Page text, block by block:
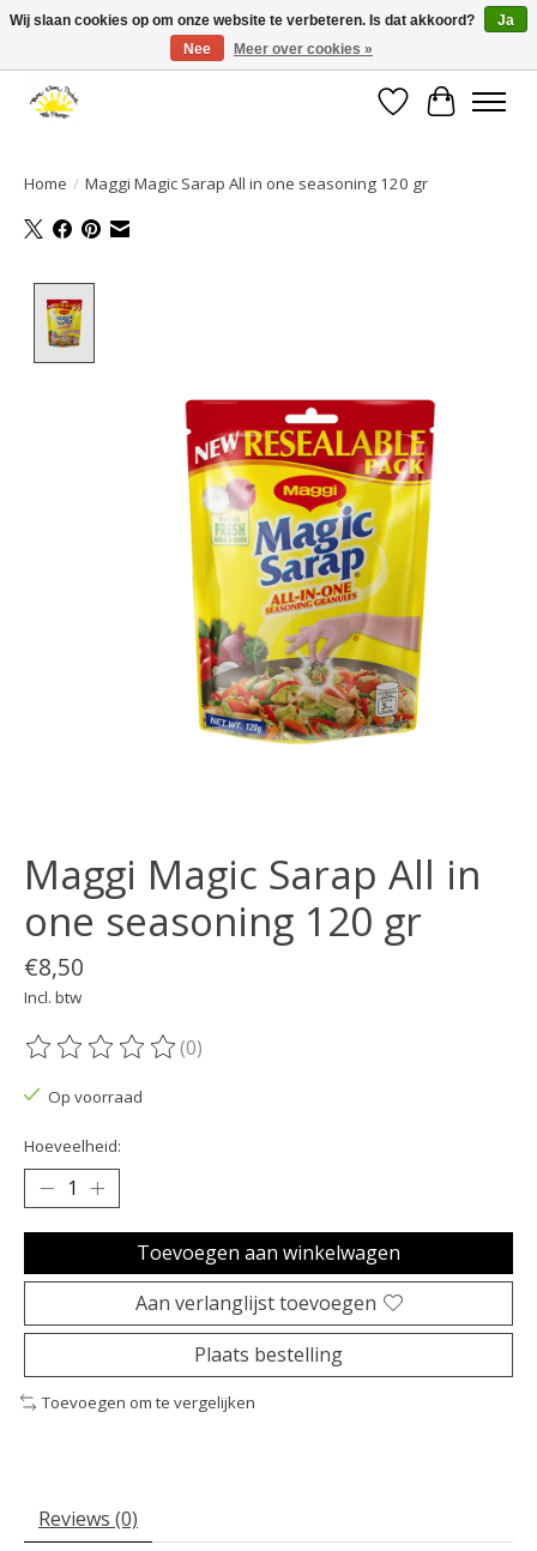
Large selection of products and fast shipping!
Verlanglijst
Home / Maggi Magic Sarap All in one seasoning 120 gr
Maggi Magic Sarap All in
one seasoning 120 gr
€8,50
Incl. btw
De beoordeling van dit product is
(0)
Op voorraad
Hoeveelheid:
Toevoegen aan winkelwagen
Aan verlanglijst toevoegen
Plaats bestelling
Toevoegen om te vergelijken
Reviews (0)
Wij slaan cookies op om onze website te verbeteren. Is dat akkoord?
Ja
Nee
Meer over cookies »